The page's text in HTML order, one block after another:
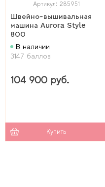
Артикул: 285951
Швейно-вышивальная
машина Aurora Style
800
В наличии
3147 баллов
104 900 руб.
Купить